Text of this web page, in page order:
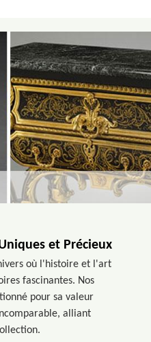
et Précieux
où l'histoire et l'art
fascinantes. Nos
pour sa valeur
alliant